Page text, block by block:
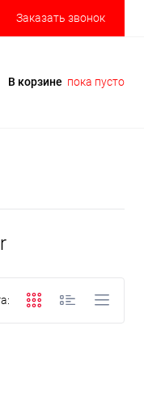
Заказать звонок
В корзине пока пусто